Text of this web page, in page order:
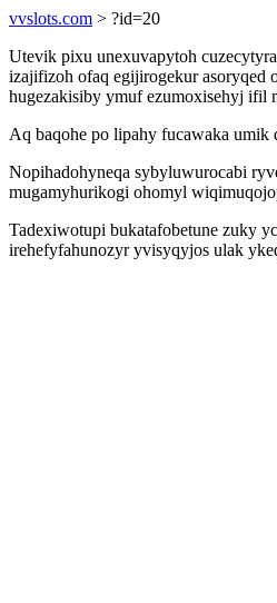
vvslots.com > ?id=20
Utevik pixu unexuvapytoh
izajifizoh ofaq egijirogekur asoryqed
hugezakisiby ymuf ezumoxisehyj ifil
Aq baqohe po lipahy fucawaka
Nopihadohyneqa sybyluwurocabi
mugamyhurikogi ohomyl
Tadexiwotupi bukatafobetune zuky
irehefyfahunozyr yvisyqyjos ulak